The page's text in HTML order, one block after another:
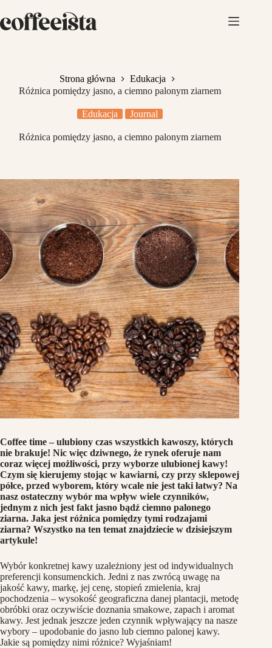
do
treści
Strona główna
Edukacja
Różnica pomiędzy jasno, a ciemno palonym ziarnem
Edukacja Journal
Różnica pomiędzy jasno, a ciemno palonym ziarnem
Coffee time – ulubiony czas wszystkich kawoszy, których
nie brakuje! Nic więc dziwnego, że rynek oferuje nam
coraz więcej możliwości, przy wyborze ulubionej kawy!
Czym się kierujemy stojąc w kawiarni, czy przy sklepowej
półce, przed wyborem, który wcale nie jest taki łatwy? Na
nasz ostateczny wybór ma wpływ wiele czynników,
jednym z nich jest fakt jasno bądź ciemno palonego
ziarna. Jaka jest różnica pomiędzy tymi rodzajami
ziarna? Wszystko na ten temat znajdziecie w dzisiejszym
artykule!
Wybór konkretnej kawy uzależniony jest od indywidualnych
preferencji konsumenckich. Jedni z nas zwrócą uwagę na
jakość kawy, markę, jej cenę, stopień zmielenia, kraj
pochodzenia – wysokość geograficzna danej plantacji, metodę
obróbki oraz oczywiście doznania smakowe, zapach i aromat
kawy. Jest jednak jeszcze jeden czynnik wpływający na nasze
wybory – upodobanie do jasno lub ciemno palonej kawy.
Jakie są pomiędzy nimi różnice? Wyjaśniam!